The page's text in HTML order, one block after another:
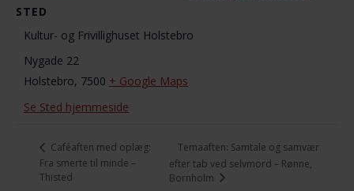
STED
Kultur- og Frivillighuset Holstebro
Nygade 22
Holstebro, 7500 + Google Maps
Se Sted hjemmeside
Caféaften med oplæg:
Fra smerte til minde –
Thisted
Temaaften: Samtale og samvær
efter tab ved selvmord – Rønne,
Bornholm